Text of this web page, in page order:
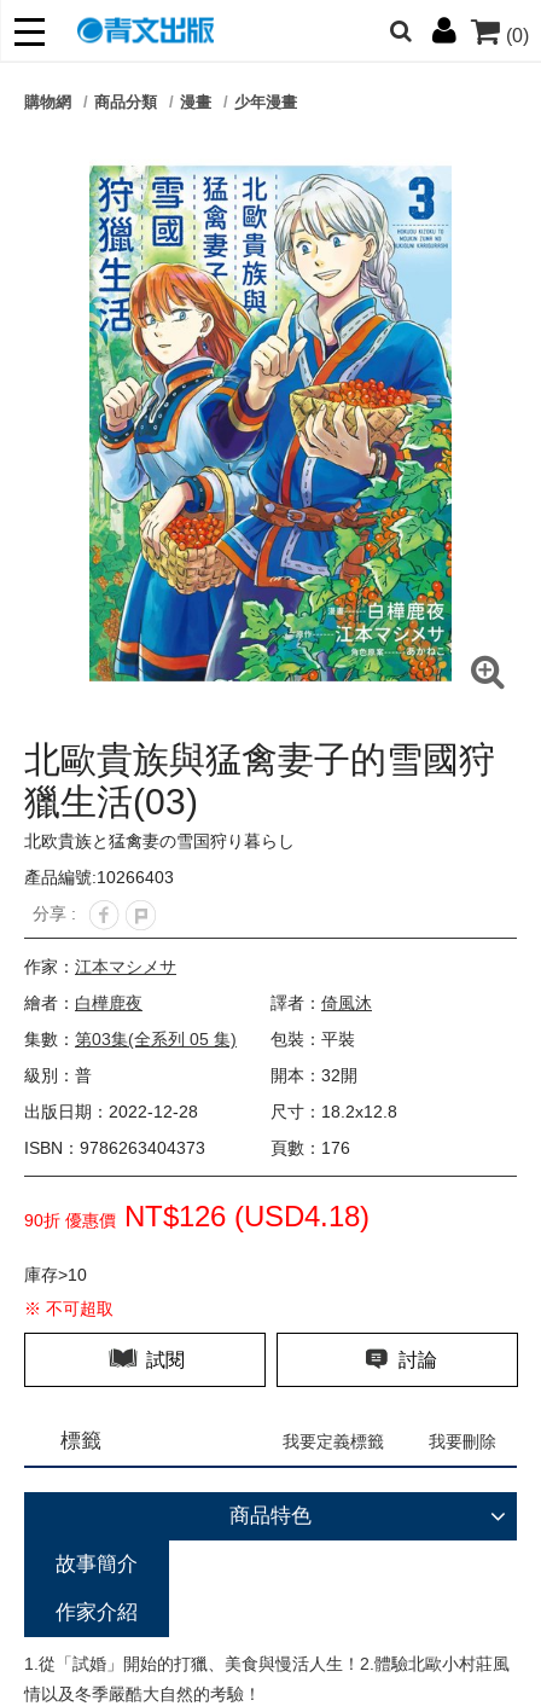
(0)
朋友們，提高警覺！
購物網 商品分類 漫畫 少年漫畫
北歐貴族與猛禽妻子的雪國狩
獵生活(03)
北欧貴族と猛禽妻の雪国狩り暮らし
產品編號:10266403
分享 :
作家： 江本マシメサ
繪者： 白樺鹿夜 譯者： 倚風沐
集數： 第03集(全系列 05 集)
包裝：平裝
級別：普
開本：32開
出版日期：2022-12-28
尺寸：18.2x12.8
ISBN：9786263404373
頁數：176
90折 優惠價 NT$126 (USD4.18)
庫存>10
※ 不可超取
試閱 討論
標籤 我要定義標籤 我要刪除
商品特色
故事簡介
作家介紹
1.從「試婚」開始的打獵、美食與慢活人生！2.體驗北歐小村莊風
情以及冬季嚴酷大自然的考驗！